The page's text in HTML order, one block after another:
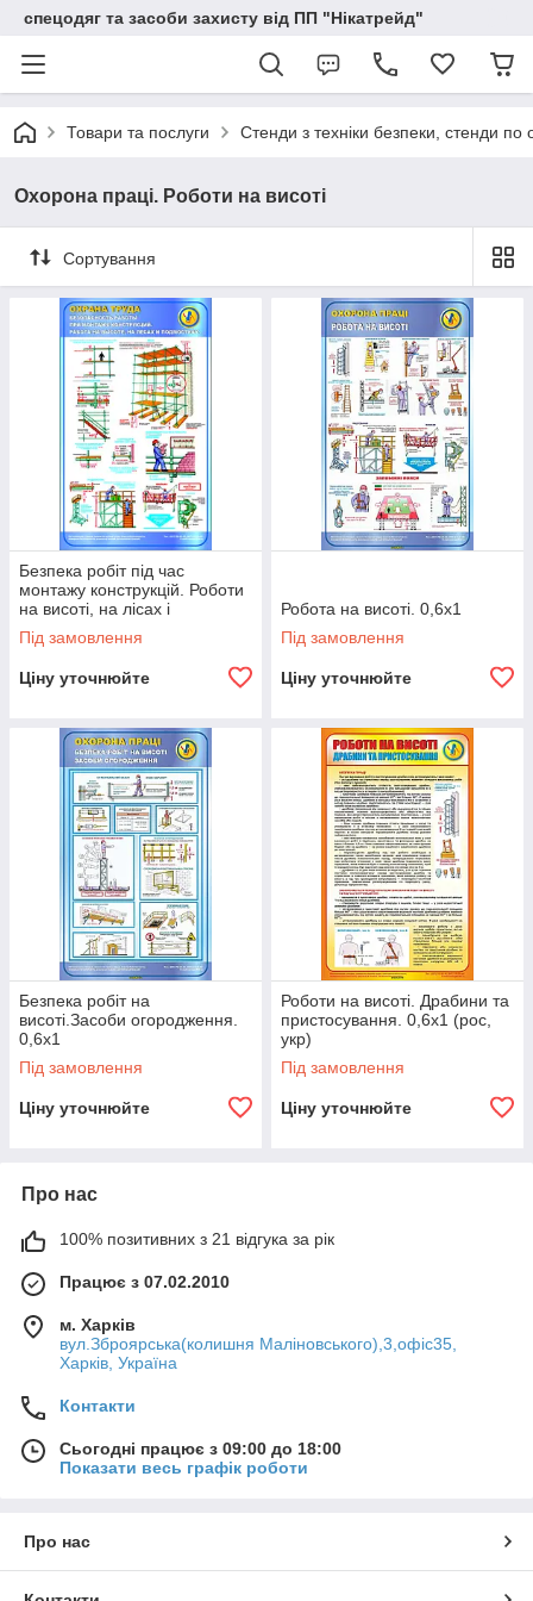
спецодяг та засоби захисту від ПП "Нікатрейд"
Товари та послуги Стенди з техніки безпеки, стенди по
Охорона праці. Роботи на висоті
Сортування
Безпека робіт під час
монтажу конструкцій. Роботи
на висоті, на лісах і
підмостах. 0,6х1
Під замовлення
Ціну уточнюйте
Робота на висоті. 0,6х1
Під замовлення
Ціну уточнюйте
Безпека робіт на
висоті.Засоби огородження.
0,6х1
Під замовлення
Ціну уточнюйте
Роботи на висоті. Драбини та
пристосування. 0,6х1 (рос,
укр)
Під замовлення
Ціну уточнюйте
Про нас
100% позитивних з 21 відгука за рік
Працює з 07.02.2010
м. Харків
вул.Зброярська(колишня Маліновського),3,офіс35,
Харків, Україна
Контакти
Сьогодні працює з 09:00 до 18:00
Показати весь графік роботи
Про нас